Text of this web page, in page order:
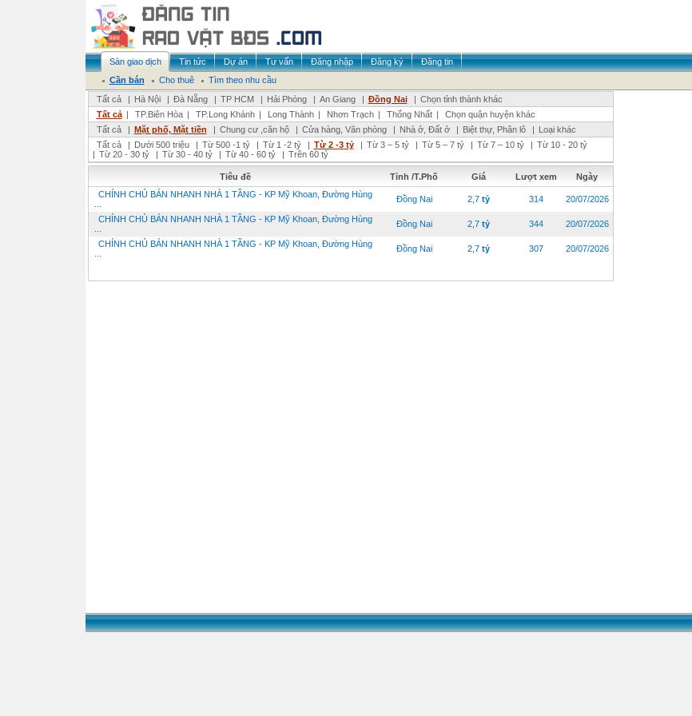
Sàn giao dịch Tin tức Dự án Tư vấn Đăng nhập Đăng ký
Đăng tin
Cần bán
Cho thuê
Tìm theo nhu cầu
Tất cả
| Hà Nội | Đà Nẵng | TP HCM | Hải Phòng | An Giang | Đồng Nai | Chọn tỉnh thành khác
Tất cả | TP.Biên Hòa | TP.Long Khánh | Long Thành | Nhơn Trạch | Thống Nhất |
Chọn quận huyện khác
Tất cả
| Mặt phố, Mặt tiền | Chung cư ,căn hộ | Cửa hàng, Văn phòng | Nhà ở, Đất ở | Biệt thự, Phân lô | Loại khác
Tất cả
| Dưới 500 triệu | Từ 500 -1 tỷ | Từ 1 -2 tỷ | Từ 2 -3 tỷ | Từ 3 – 5 tỷ | Từ 5 – 7 tỷ | Từ 7 – 10 tỷ | Từ 10 - 20 tỷ
| Từ 20 - 30 tỷ | Từ 30 - 40 tỷ | Từ 40 - 60 tỷ | Trên 60 tỷ
Tiêu đề Tỉnh /T.Phố Giá Lượt xem
Ngày
CHÍNH CHỦ BÁN NHANH NHÀ 1 TẦNG - KP Mỹ Khoan, Đường Hùng
Đồng Nai 2,7 tỷ 314 20/07/2026
CHÍNH CHỦ BÁN NHANH NHÀ 1 TẦNG - KP Mỹ Khoan, Đường Hùng
Đồng Nai 2,7 tỷ 344 20/07/2026
CHÍNH CHỦ BÁN NHANH NHÀ 1 TẦNG - KP Mỹ Khoan, Đường Hùng
Đồng Nai 2,7 tỷ 307 20/07/2026